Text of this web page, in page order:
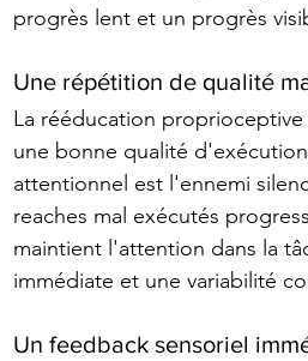
progrès lent et un progrès
Une répétition de qualité
La rééducation
une bonne qualité
attentionnel est l'ennemi
reaches mal exécutés
maintient l'attention dans la
immédiate et une variabilité
Un feedback sensoriel